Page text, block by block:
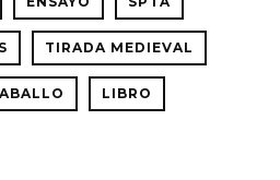
TIRADA MEDIEVAL
LIBRO